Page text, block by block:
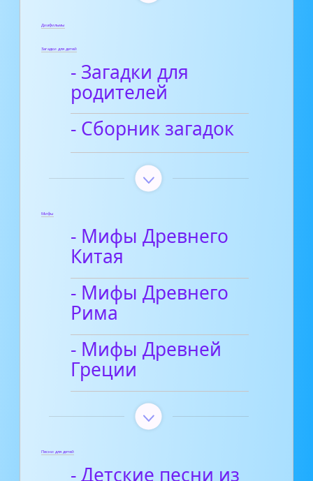
Диафильмы
Загадки для детей
- Загадки для
родителей
- Сборник загадок
Мифы
- Мифы Древнего
Китая
- Мифы Древнего
Рима
- Мифы Древней
Греции
Песни для детей
- Детские песни из